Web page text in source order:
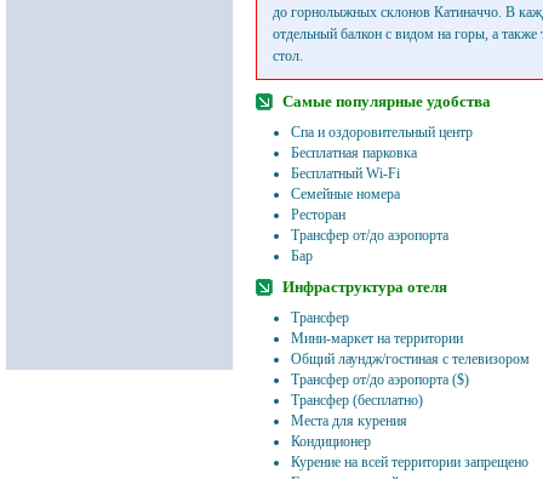
до горнолыжных склонов Катиначчо. В
отдельный балкон с видом на горы, а также
стол.
Самые популярные удобства
Спа и оздоровительный центр
Бесплатная парковка
Бесплатный Wi-Fi
Семейные номера
Ресторан
Трансфер от/до аэропорта
Бар
Инфраструктура отеля
Трансфер
Мини-маркет на территории
Общий лаундж/гостиная с телевизором
Трансфер от/до аэропорта ($)
Трансфер (бесплатно)
Места для курения
Кондиционер
Курение на всей территории запрещено